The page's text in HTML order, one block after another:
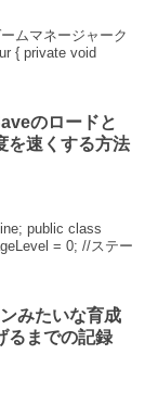
ムマネージャーク
{ private void
のロードと
を速くする方法
public class
= 0; //ステー
みたいな育成
るまでの記録